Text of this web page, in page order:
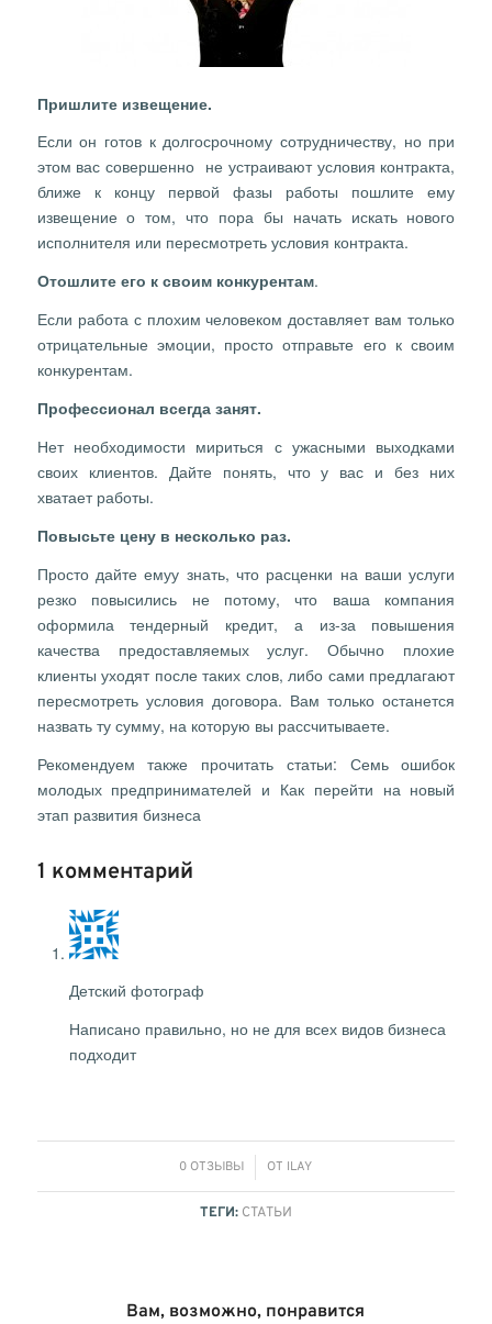
Пришлите извещение.
Если он готов к долгосрочному сотрудничеству, но при
этом вас совершенно не устраивают условия контракта,
ближе к концу первой фазы работы пошлите ему
извещение о том, что пора бы начать искать нового
исполнителя или пересмотреть условия контракта.
Отошлите его к своим конкурентам.
Если работа с плохим человеком доставляет вам только
отрицательные эмоции, просто отправьте его к своим
конкурентам.
Профессионал всегда занят.
Нет необходимости мириться с ужасными выходками
своих клиентов. Дайте понять, что у вас и без них
хватает работы.
Повысьте цену в несколько раз.
Просто дайте емуу знать, что расценки на ваши услуги
резко повысились не потому, что ваша компания
оформила тендерный кредит, а из-за повышения
качества предоставляемых услуг. Обычно плохие
клиенты уходят после таких слов, либо сами предлагают
пересмотреть условия договора. Вам только останется
назвать ту сумму, на которую вы рассчитываете.
Рекомендуем также прочитать статьи: Семь ошибок
молодых предпринимателей и Как перейти на новый
этап развития бизнеса
1 комментарий
Детский фотограф
Написано правильно, но не для всех видов бизнеса
подходит
0 ОТЗЫВЫ
/ ОТ ILAY
ТЕГИ: СТАТЬИ
Вам, возможно, понравится